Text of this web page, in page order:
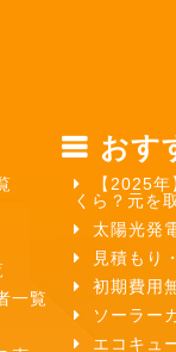
一覧
おす
【2025
くら？元を
太陽光発
見積もり
初期費用
ソーラー
エコキュ